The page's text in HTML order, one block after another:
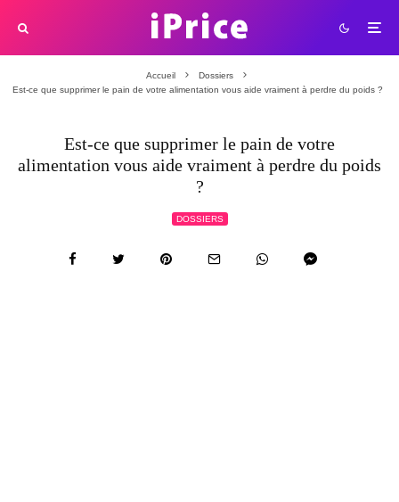
Accueil
Dossiers
Est-ce que supprimer le pain de votre alimentation vous aide vraiment à perdre du poids ?
Est-ce que supprimer le pain de votre
alimentation vous aide vraiment à perdre du poids
?
DOSSIERS